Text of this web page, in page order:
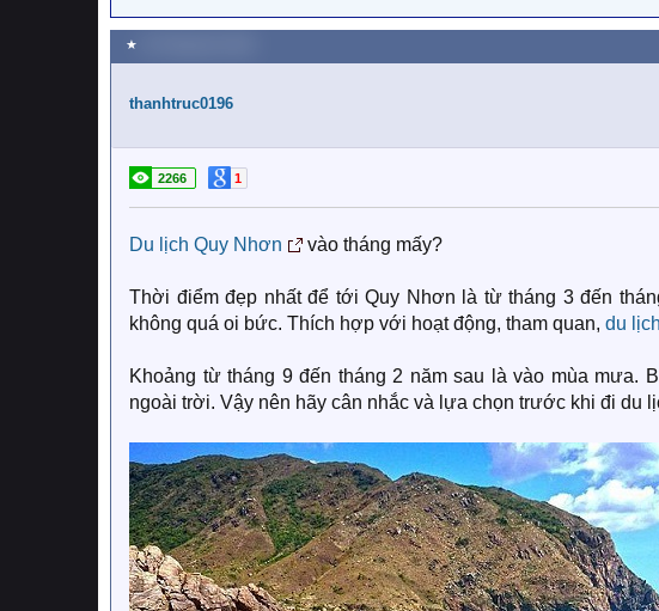
★
thanhtruc0196
2266 1
Du lịch Quy Nhơn vào tháng mấy?
Thời điểm đẹp nhất để tới Quy Nhơn là từ tháng 3 đến
không quá oi bức. Thích hợp với hoạt động, tham quan, du lịch
Khoảng từ tháng 9 đến tháng 2 năm sau là vào mùa mưa.
ngoài trời. Vậy nên hãy cân nhắc và lựa chọn trước khi đi du